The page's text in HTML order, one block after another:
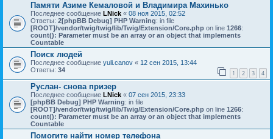
Памяти Азиме Кемаловой и Владимира Махинько
Последнее сообщение LNick « 08 ноя 2015, 02:52
Ответы: 2[phpBB Debug] PHP Warning: in file
[ROOT]/vendor/twig/twig/lib/Twig/Extension/Core.php on line 1266:
count(): Parameter must be an array or an object that implements
Countable
Поиск людей
Последнее сообщение yuli.canov « 12 сен 2015, 13:44
Ответы: 34 1 2 3 4
Руслан- снова призер
Последнее сообщение LNick « 07 сен 2015, 23:33
[phpBB Debug] PHP Warning: in file
[ROOT]/vendor/twig/twig/lib/Twig/Extension/Core.php on line 1266:
count(): Parameter must be an array or an object that implements
Countable
Помогите найти номер телефона